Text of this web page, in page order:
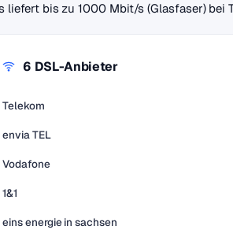
bis zu 1000 Mbit/s (Glasfaser) bei
6 DSL-Anbieter
Telekom
envia TEL
Vodafone
1&1
eins energie in sachsen